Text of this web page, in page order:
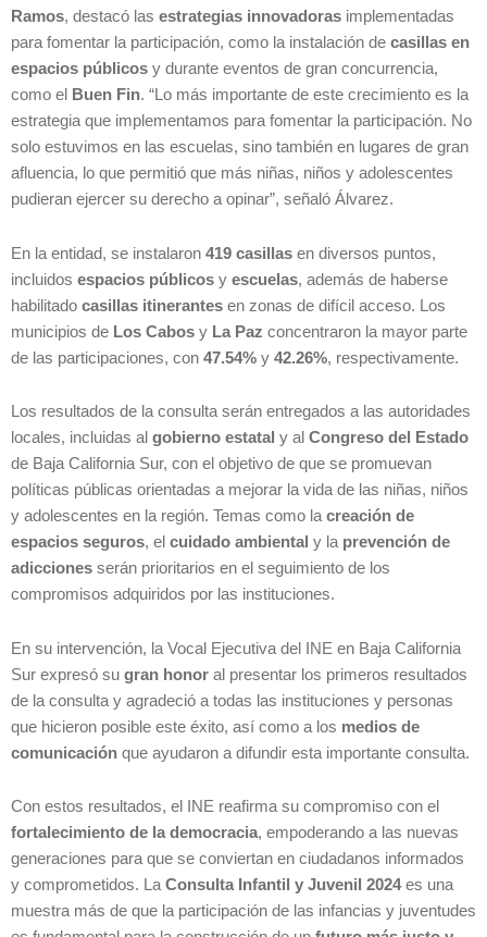
Ramos, destacó las estrategias innovadoras implementadas
para fomentar la participación, como la instalación de casillas en
espacios públicos y durante eventos de gran concurrencia,
como el
Buen Fin. “Lo más importante de este crecimiento es la
estrategia que implementamos para fomentar la participación. No
solo estuvimos en las escuelas, sino también en lugares de gran
afluencia, lo que permitió que más niñas, niños y adolescentes
pudieran ejercer su derecho a opinar”, señaló Álvarez.
En la entidad, se instalaron 419 casillas en diversos puntos,
incluidos espacios públicos y escuelas, además de haberse
habilitado casillas itinerantes en zonas de difícil acceso. Los
municipios de Los Cabos y La Paz concentraron la mayor parte
de las participaciones, con 47.54% y 42.26%, respectivamente.
Los resultados de la consulta serán entregados a las autoridades
locales, incluidas al gobierno estatal y al Congreso del Estado
de Baja California Sur, con el objetivo de que se promuevan
políticas públicas orientadas a mejorar la vida de las niñas, niños
y adolescentes en la región. Temas como lacreación de
espacios seguros, el cuidado ambiental y la prevención de
adicciones serán prioritarios en el seguimiento de los
compromisos adquiridos por las instituciones.
En su intervención, la Vocal Ejecutiva del INE en Baja California
Sur expresó su gran honor al presentar los primeros resultados
de la consulta y agradeció a todas las instituciones y personas
que hicieron posible este éxito, así como a los medios de
comunicación que ayudaron a difundir esta importante consulta.
Con estos resultados, el INE reafirma su compromiso con el
fortalecimiento de la democracia, empoderando a las nuevas
generaciones para que se conviertan en ciudadanos informados
y comprometidos. LaConsulta Infantil y Juvenil 2024es una
muestra más de que la participación de las infancias y juventudes